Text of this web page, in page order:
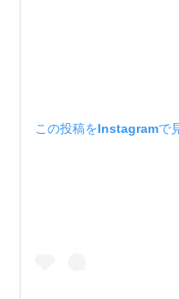
この投稿をInstagramで